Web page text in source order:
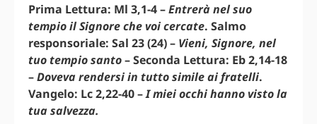
Prima Lettura: Ml 3,1-4 –Entrerà nel suo
tempio il Signore che voi cercate. Salmo
responsoriale: Sal 23 (24) – Vieni, Signore, nel
tuo tempio santo– Seconda Lettura: Eb 2,14-18
–Doveva rendersi in tutto simile ai fratelli.
Vangelo: Lc 2,22-40 –I miei occhi hanno visto la
tua salvezza.